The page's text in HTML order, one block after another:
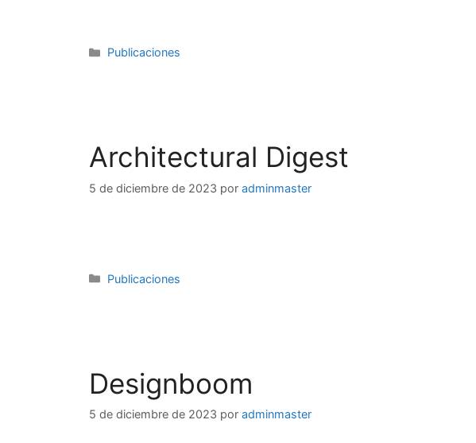
Publicaciones
Architectural Digest
5 de diciembre de 2023 por adminmaster
Publicaciones
Designboom
5 de diciembre de 2023 por adminmaster